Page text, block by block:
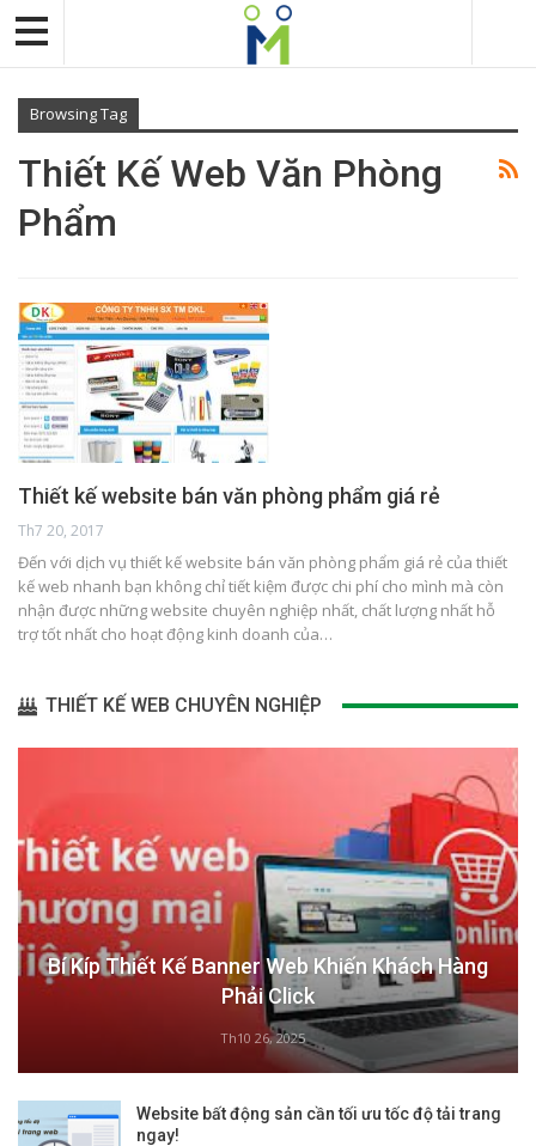
Browsing Tag
Thiết Kế Web Văn Phòng
Phẩm
Thiết kế website bán văn phòng phẩm giá rẻ
Th7 20, 2017
Đến với dịch vụ thiết kế website bán văn phòng phẩm giá rẻ của thiết
kế web nhanh bạn không chỉ tiết kiệm được chi phí cho mình mà còn
nhận được những website chuyên nghiệp nhất, chất lượng nhất hỗ
trợ tốt nhất cho hoạt động kinh doanh của…
THIẾT KẾ WEB CHUYÊN NGHIỆP
Bí Kíp Thiết Kế Banner Web Khiến Khách Hàng
Phải Click
Th10 26, 2025
Website bất động sản cần tối ưu tốc độ tải trang
ngay!